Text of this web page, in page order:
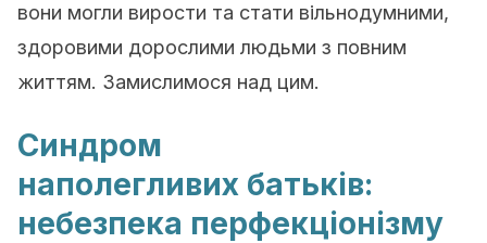
вони могли вирости та стати вільнодумними,
здоровими дорослими людьми з повним
життям. Замислимося над цим.
Синдром
наполегливих батьків:
небезпека перфекціонізму